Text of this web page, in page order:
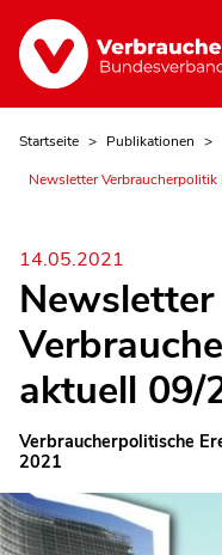
Startseite
Publikationen
Newsletter
14.05.2021
Newsletter
aktuell 09/
Verbraucherpolitische
2021